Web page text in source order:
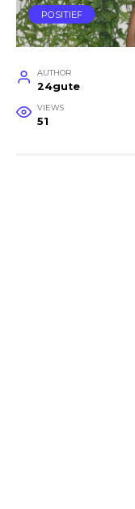
POSITIEF
AUTHOR
24gute
VIEWS
51